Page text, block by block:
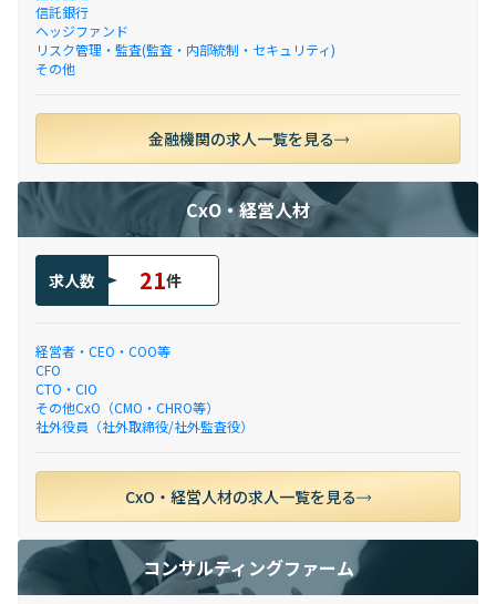
信託銀行
ヘッジファンド
リスク管理・監査(監査・内部統制・セキュリティ)
その他
金融機関の求人一覧を見る
CxO・経営人材
求人数 21件
経営者・CEO・COO等
CFO
CTO・CIO
その他CxO（CMO・CHRO等）
社外役員（社外取締役/社外監査役）
CxO・経営人材の求人一覧を見る
コンサルティングファーム